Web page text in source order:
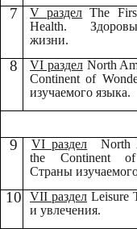
7 V раздел The
Health.
жизни.
8 VI разделNorth
Continent of
изучаемого языка.
9
VI раздел North
the Continent of
Страны
10 VII раздел Leisure
и увлечения.